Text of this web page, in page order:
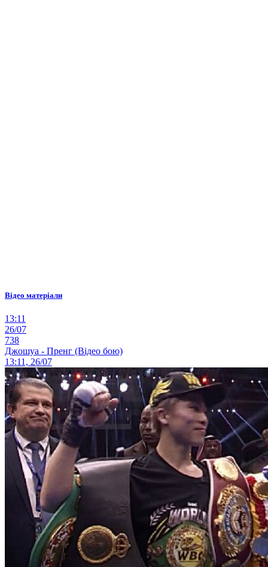
Відео матеріали
13:11
26/07
738
Джошуа - Пренг (Відео бою)
13:11, 26/07